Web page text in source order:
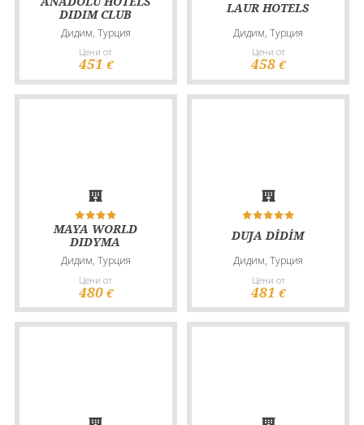
DIDIM CLUB
Дидим, Турция
Цени от
451 €
LAUR HOTELS
Дидим, Турция
Цени от
458 €
MAYA WORLD
DIDYMA
Дидим, Турция
Цени от
480 €
DUJA DİDİM
Дидим, Турция
Цени от
481 €